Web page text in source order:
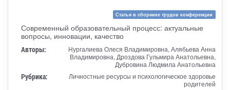
Статья в сборнике трудов конференции
Современный образовательный процесс: актуальные
вопросы, инновации, качество
Авторы:
Нургалиева Олеся Владимировна, Алябьева Анна
Владимировна, Дроздова Гульмира Анатольевна,
Дубровина Людмила Анатольевна
Рубрика:
Личностные ресурсы и психологическое здоровье
родителей